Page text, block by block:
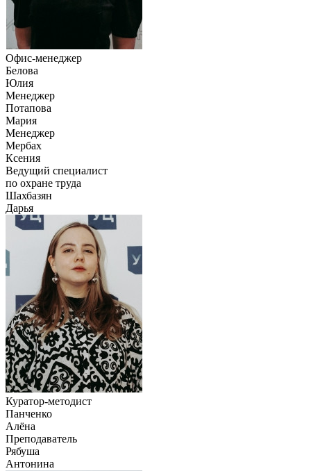
Офис-менеджер
Белова
Юлия
Менеджер
Потапова
Мария
Менеджер
Мербах
Ксения
Ведущий специалист
по охране труда
Шахбазян
Дарья
Куратор-методист
Панченко
Алёна
Преподаватель
Рябуша
Антонина